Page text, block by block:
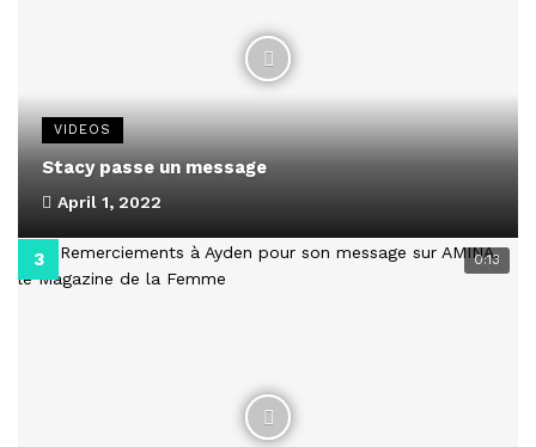
VIDEOS
Stacy passe un message
April 1, 2022
0:13